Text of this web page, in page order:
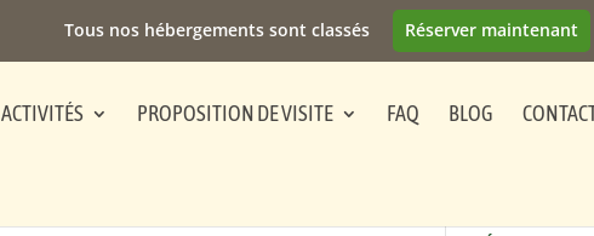
Tous nos hébergements sont classés Réserver maintenant
ACTIVITÉS PROPOSITION DE VISITE FAQ BLOG